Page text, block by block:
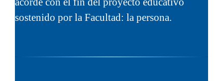
sostenido por la Facultad: la persona.